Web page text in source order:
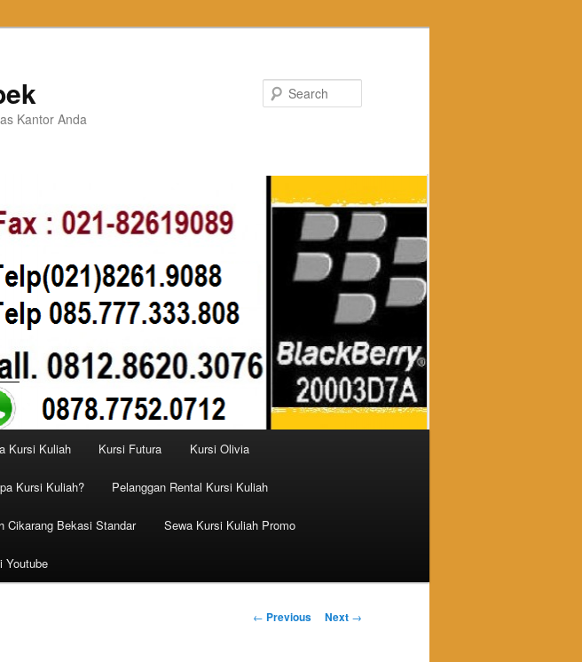
Kantor Anda
Kursi Kuliah Kursi Futura Kursi Olivia
Kursi Kuliah? Pelanggan Rental Kursi Kuliah
Cikarang Bekasi Standar Sewa Kursi Kuliah Promo
Youtube
Post navigation
← Previous Next →